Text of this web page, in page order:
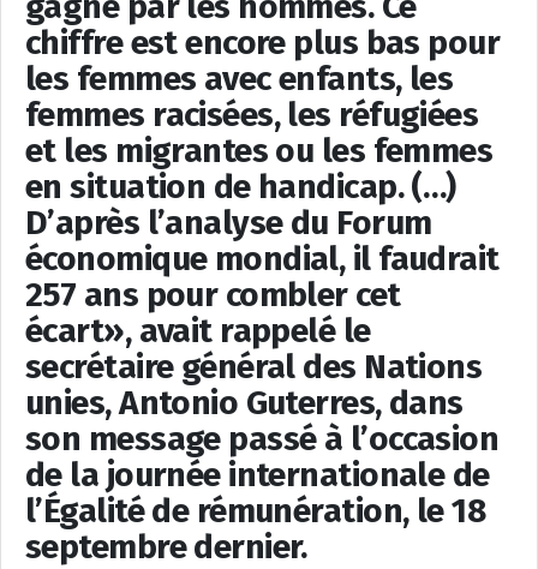
chiffre est encore plus bas pour
les femmes avec enfants, les
femmes racisées, les réfugiées
et les migrantes ou les femmes
en situation de handicap. (…)
D’après l’analyse du Forum
économique mondial, il faudrait
257 ans pour combler cet
écart», avait rappelé le
secrétaire général des Nations
unies, Antonio Guterres, dans
son message passé à l’occasion
de la journée internationale de
l’Égalité de rémunération, le 18
septembre dernier.